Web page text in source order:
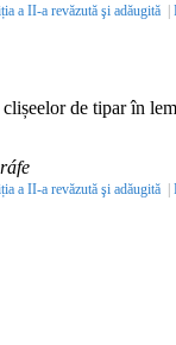
a II-a revăzută şi adăugită |
clișeelor de tipar în
a II-a revăzută şi adăugită |